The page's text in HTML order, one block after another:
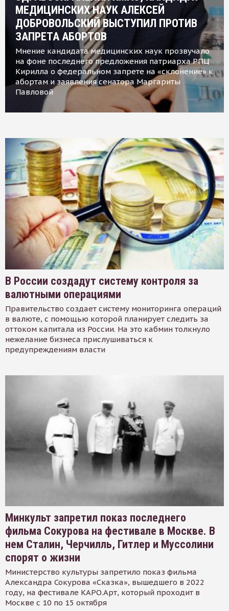
МЕДИЦИНСКИХ НАУК АЛЕКСЕЙ
ДОБРОВОЛЬСКИЙ ВЫСТУПИЛ ПРОТИВ
ЗАПРЕТА АБОРТОВ
Мнение кандидата медицинских наук прозвучало
на фоне последнего предложения патриарха РПЦ
Кирилла о федеральном запрете на «склонение» к
абортам и заявления сенатора Маргариты
Павловой
В России создадут систему контроля за
валютными операциями
Правительство создает систему мониторинга операций
в валюте, с помощью которой планирует следить за
оттоком капитала из России. На это кабмин толкнуло
нежелание бизнеса прислушиваться к
предупреждениям власти
Минкульт запретил показ последнего
фильма Сокурова на фестивале в Москве. В
нем Сталин, Черчилль, Гитлер и Муссолини
спорят о жизни
Министерство культуры запретило показ фильма
Александра Сокурова «Сказка», вышедшего в 2022
году, на фестивале КАРО.Арт, который проходит в
Москве с 10 по 15 октября